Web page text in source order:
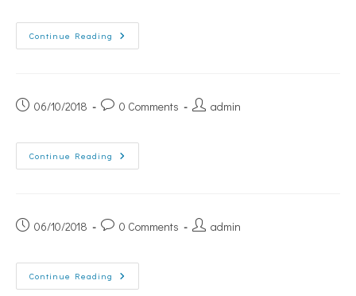
Continue Reading
06/10/2018 0 Comments admin
Continue Reading
06/10/2018 0 Comments admin
Continue Reading